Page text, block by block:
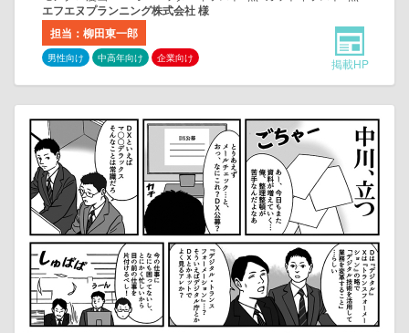
エフエヌプランニング株式会社 様
担当：柳田東一郎
男性向け 中高年向け 企業向け 掲載HP